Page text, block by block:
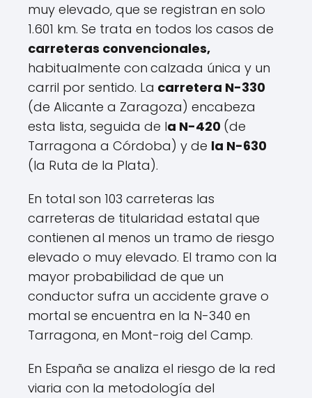
muy elevado, que se registran en solo
1.601 km. Se trata en todos los casos de
carreteras convencionales,
habitualmente con calzada única y un
carril por sentido. La carretera N-330
(de Alicante a Zaragoza) encabeza
esta lista, seguida de la N-420 (de
Tarragona a Córdoba) y de la N-630
(la Ruta de la Plata).
En total son 103 carreteras las
carreteras de titularidad estatal que
contienen al menos un tramo de riesgo
elevado o muy elevado. El tramo con la
mayor probabilidad de que un
conductor sufra un accidente grave o
mortal se encuentra en la N-340 en
Tarragona, en Mont-roig del Camp.
En España se analiza el riesgo de la red
viaria con la metodología del